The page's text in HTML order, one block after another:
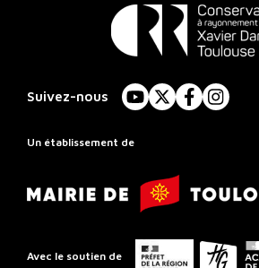
Rayonnement
Régional
Toulouse
Suivez-nous
YouTube
X Facebook
Un établissement de
Mairie
de
Avec le soutien de